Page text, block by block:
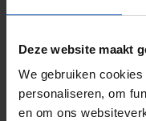
Deze website maakt
We gebruiken
personaliseren, om
en om ons
Almere was in
Dit is een
opzichte van